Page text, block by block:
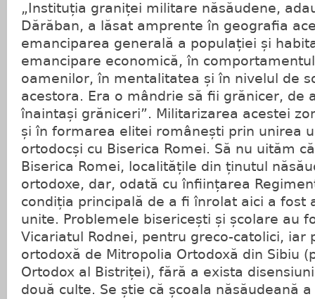
„Instituția graniței militare năsăudene,
Dărăban, a lăsat amprente în geografia
emanciparea generală a populației și
emancipare economică, în
oamenilor, în mentalitatea și în nivelul de
acestora. Era o mândrie să fii grănicer, de
înaintași grăniceri”. Militarizarea acestei
și în formarea elitei românești prin unirea
ortodocși cu Biserica Romei. Să nu uităm
Biserica Romei, localitățile din ținutul
ortodoxe, dar, odată cu înființarea
condiția principală de a fi înrolat aici a fost
unite. Problemele bisericești și școlare au
Vicariatul Rodnei, pentru greco-catolici, iar
ortodoxă de Mitropolia Ortodoxă din Sibiu
Ortodox al Bistriței), fără a exista
două culte. Se știe că școala năsăudeană